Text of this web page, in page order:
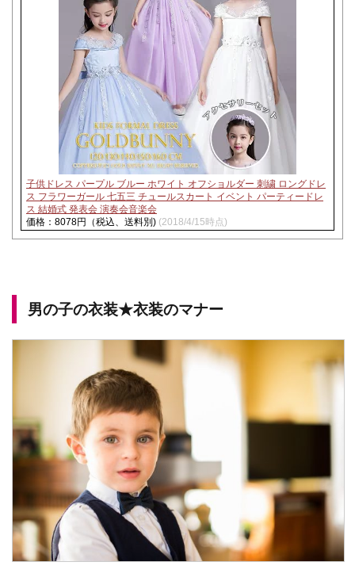
子供ドレス パープル ブルー ホワイト オフショルダー 刺繍 ロングドレ
ス フラワーガール 七五三 チュールスカート イベント パーティードレ
ス 結婚式 発表会 演奏会音楽会
価格：8078円（税込、送料別) (2018/4/15時点)
男の子の衣装★衣装のマナー